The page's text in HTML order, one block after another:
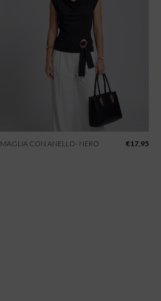
MAGLIA CON ANELLO- NERO €17,95